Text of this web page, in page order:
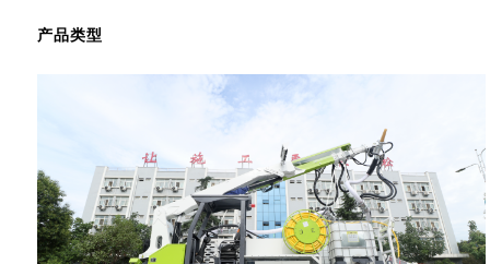
产品类型